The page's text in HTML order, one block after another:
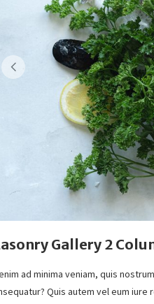
ad minima veniam, quis